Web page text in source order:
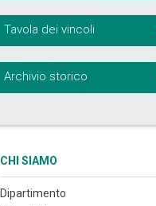
Tavola dei vincoli
Archivio storico
CHI SIAMO
Dipartimento